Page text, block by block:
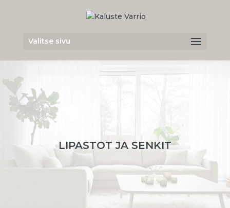
Valitse sivu
LIPASTOT JA SENKIT